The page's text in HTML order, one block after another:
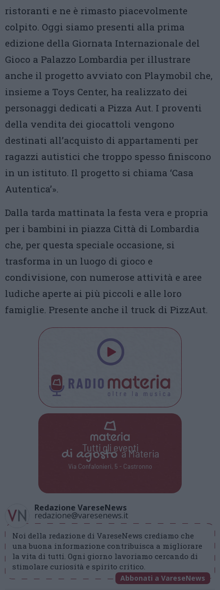
ristoranti e ne è rimasto piacevolmente
colpito. Oggi siamo presenti alla prima
edizione della Giornata Internazionale del
Gioco a Palazzo Lombardia per illustrare
anche il progetto avviato con Playmobil che,
insieme a Toys Center, ha realizzato dei
personaggi dedicati a Pizza Aut. I proventi
della vendita dei giocattoli vengono
destinati all’acquisto di appartamenti per
ragazzi autistici che troppo spesso finiscono
in un istituto. Il progetto si chiama ‘Casa
Autentica’».
Dalla tarda mattinata la festa vera e propria
per i bambini in piazza Città di Lombardia
che, per questa speciale occasione, si
trasforma in un luogo di gioco e
condivisione, con numerose attività e aree
ludiche aperte ai più piccoli e alle loro
famiglie. Presente anche il truck di PizzAut.
Tutti gli eventi
di agostoa Materia
Via Confalonieri, 5 - Castronno
Redazione VareseNews
redazione@varesenews.it
Noi della redazione di VareseNews crediamo che
una buona informazione contribuisca a migliorare
la vita di tutti. Ogni giorno lavoriamo cercando di
stimolare curiosità e spirito critico.
Abbonati a VareseNews